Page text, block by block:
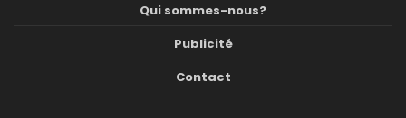
Qui sommes-nous?
Publicité
Contact